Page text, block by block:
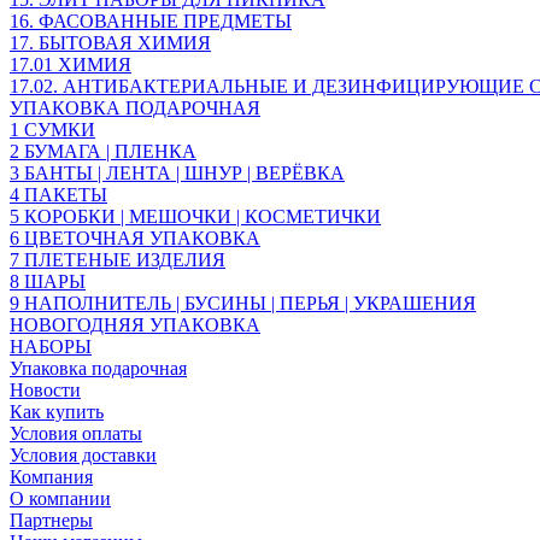
16. ФАСОВАННЫЕ ПРЕДМЕТЫ
17. БЫТОВАЯ ХИМИЯ
17.01 ХИМИЯ
17.02. АНТИБАКТЕРИАЛЬНЫЕ И ДЕЗИНФИЦИРУЮЩИЕ
УПАКОВКА ПОДАРОЧНАЯ
1 СУМКИ
2 БУМАГА | ПЛЕНКА
3 БАНТЫ | ЛЕНТА | ШНУР | ВЕРЁВКА
4 ПАКЕТЫ
5 КОРОБКИ | МЕШОЧКИ | КОСМЕТИЧКИ
6 ЦВЕТОЧНАЯ УПАКОВКА
7 ПЛЕТЕНЫЕ ИЗДЕЛИЯ
8 ШАРЫ
9 НАПОЛНИТЕЛЬ | БУСИНЫ | ПЕРЬЯ | УКРАШЕНИЯ
НОВОГОДНЯЯ УПАКОВКА
НАБОРЫ
Упаковка подарочная
Новости
Как купить
Условия оплаты
Условия доставки
Компания
О компании
Партнеры